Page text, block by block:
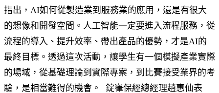
指出，AI如何從製造業到服務業的應用，還是有很大
的想像和開發空間。人工智能一定要進入流程服務，從
流程的導入、提升效率、帶出產品的優勢，才是AI的
最終目標。透過這次活動，讓學生有一個模擬產業實際
的場域，從基礎理論到實際專案，到比賽接受業界的考
驗，是相當難得的機會。
錠嵂保經總經理趙惠仙表